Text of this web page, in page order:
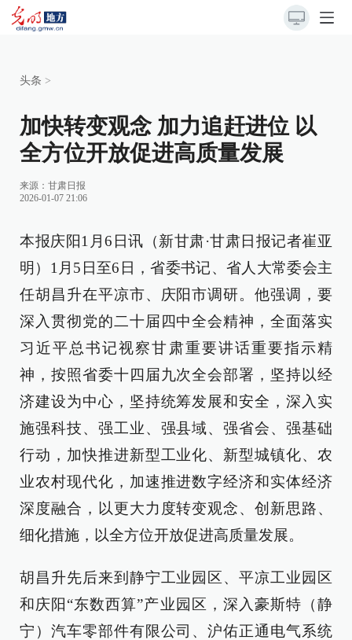
头条 >
加快转变观念 加力追赶进位 以
全方位开放促进高质量发展
来源： 甘肃日报
2026-01-07 21:06
本报庆阳1月6日讯（新甘肃·甘肃日报记者崔亚
明）1月5日至6日，省委书记、省人大常委会主
任胡昌升在平凉市、庆阳市调研。他强调，要
深入贯彻党的二十届四中全会精神，全面落实
习近平总书记视察甘肃重要讲话重要指示精
神，按照省委十四届九次全会部署，坚持以经
济建设为中心，坚持统筹发展和安全，深入实
施强科技、强工业、强县域、强省会、强基础
行动，加快推进新型工业化、新型城镇化、农
业农村现代化，加速推进数字经济和实体经济
深度融合，以更大力度转变观念、创新思路、
细化措施，以全方位开放促进高质量发展。
胡昌升先后来到静宁工业园区、平凉工业园区
和庆阳“东数西算”产业园区，深入豪斯特（静
宁）汽车零部件有限公司、沪佑正通电气系统